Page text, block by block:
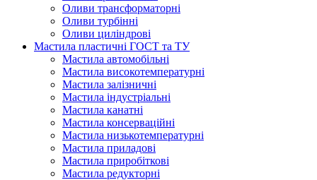
Оливи трансформаторні
Оливи турбінні
Оливи циліндрові
Мастила пластичні ГОСТ та ТУ
Мастила автомобільні
Мастила високотемпературні
Мастила залізничні
Мастила індустріальні
Мастила канатні
Мастила консерваційні
Мастила низькотемпературні
Мастила приладові
Мастила приробіткові
Мастила редукторні